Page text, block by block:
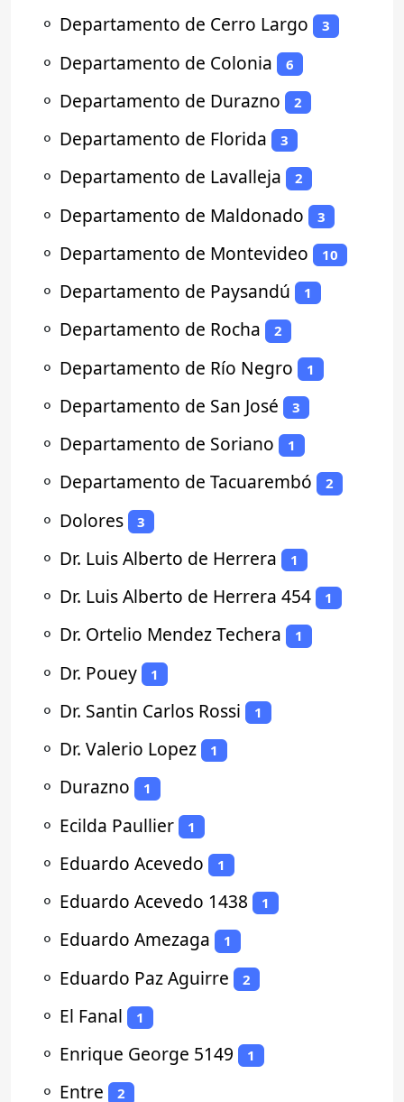
⚬ Departamento de Cerro Largo 3
⚬ Departamento de Colonia 6
⚬ Departamento de Durazno 2
⚬ Departamento de Florida 3
⚬ Departamento de Lavalleja 2
⚬ Departamento de Maldonado 3
⚬ Departamento de Montevideo 10
⚬ Departamento de Paysandú 1
⚬ Departamento de Rocha 2
⚬ Departamento de Río Negro 1
⚬ Departamento de San José 3
⚬ Departamento de Soriano 1
⚬ Departamento de Tacuarembó 2
⚬ Dolores 3
⚬ Dr. Luis Alberto de Herrera 1
⚬ Dr. Luis Alberto de Herrera 454 1
⚬ Dr. Ortelio Mendez Techera 1
⚬ Dr. Pouey 1
⚬ Dr. Santin Carlos Rossi 1
⚬ Dr. Valerio Lopez 1
⚬ Durazno 1
⚬ Ecilda Paullier 1
⚬ Eduardo Acevedo 1
⚬ Eduardo Acevedo 1438 1
⚬ Eduardo Amezaga 1
⚬ Eduardo Paz Aguirre 2
⚬ El Fanal 1
⚬ Enrique George 5149 1
⚬ Entre 2